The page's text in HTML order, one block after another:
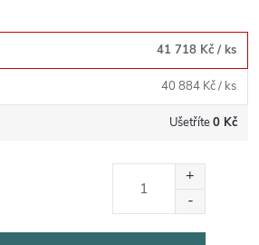
41 718 Kč / ks
40 884 Kč/ ks
Ušetříte0 Kč